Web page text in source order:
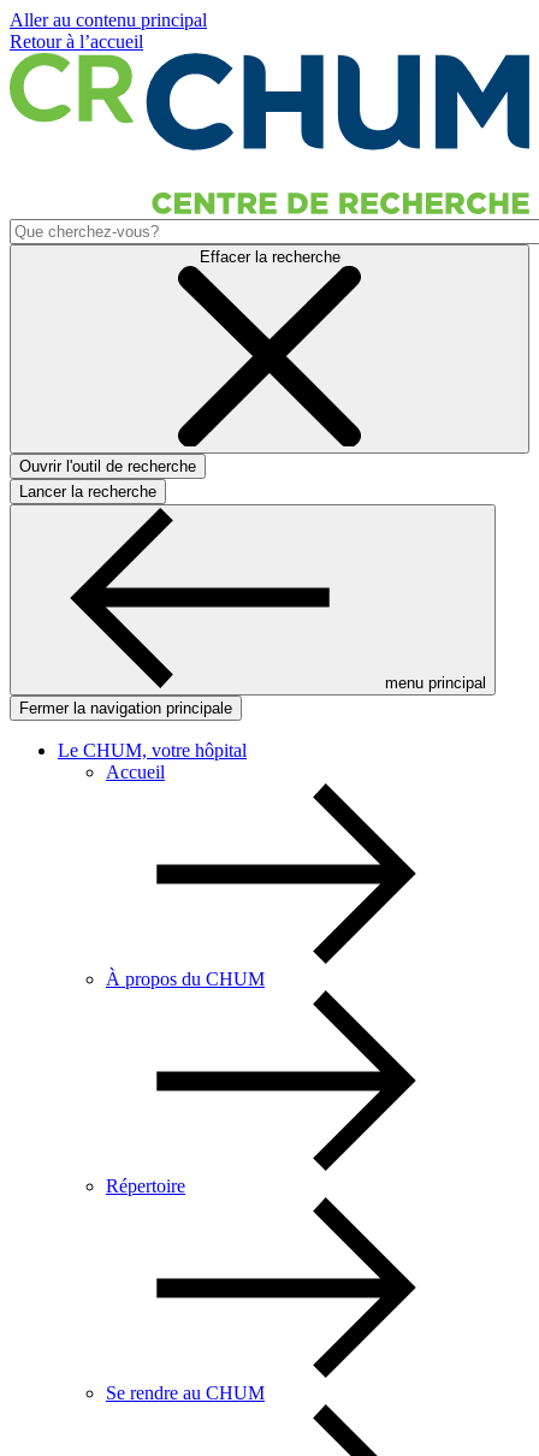
Aller au contenu principal
Retour à l’accueil
Effacer la recherche
Ouvrir l'outil de recherche
Lancer la recherche
menu principal
Fermer la navigation principale
Le CHUM, votre hôpital
Accueil
À propos du CHUM
Répertoire
Se rendre au CHUM